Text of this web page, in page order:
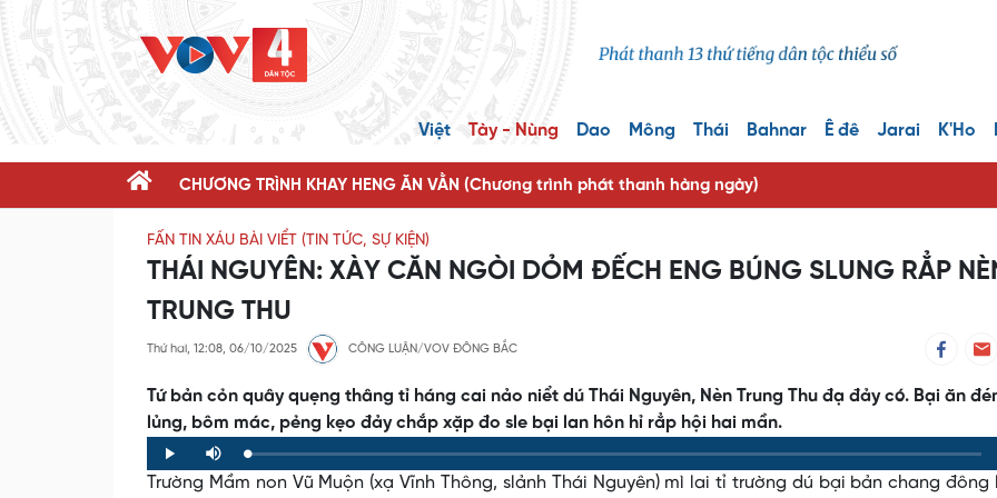
Việt Tày - Nùng Dao Mông Thái Bahnar Ê đê Jarai K'Ho
CHƯƠNG TRÌNH KHAY HENG ĂN VẰN (Chương trình phát thanh hàng ngày)
FẤN TIN XÁU BÀI VIỂT (TIN TỨC, SỰ KIỆN)
THÁI NGUYÊN: XÀY CĂN NGÒI DỎM ĐẾCH ENG BÚNG SLUNG RẲP
TRUNG THU
Thứ hai, 12:08, 06/10/2025 CÔNG LUẬN/VOV ĐÔNG BẮC
Tứ bản cỏn quây quẹng thâng tỉ háng cai nảo niểt dú Thái Nguyên, Nèn Trung Thu đạ đảy có. Bại ăn
lủng, bôm mác, pẻng kẹo đảy chắp xặp đo sle bại lan hôn hỉ rẳp hội hai mần.
Play Mute Loaded:
0%
Progress:
0%
Trường Mầm non Vũ Muộn (xạ Vĩnh Thông, slảnh Thái Nguyên) mì lai tỉ trường dú bại bản chang đông